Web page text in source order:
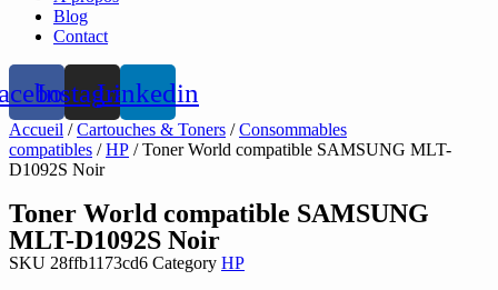
Blog
Contact
InstagramLinkedin
Accueil /Cartouches & Toners /Consommables
compatibles /HP / Toner World compatible SAMSUNG MLT-
D1092S Noir
Toner World compatible SAMSUNG
MLT-D1092S Noir
SKU 28ffb1173cd6 Category HP